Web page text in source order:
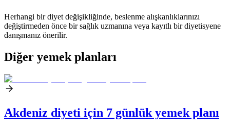
Herhangi bir diyet değişikliğinde, beslenme alışkanlıklarınızı
değiştirmeden önce bir sağlık uzmanına veya kayıtlı bir diyetisyene
danışmanız önerilir.
Diğer yemek planları
Akdeniz diyeti için 7 günlük yemek planı